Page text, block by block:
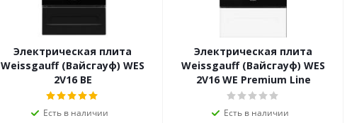
Электрическая плита
Weissgauff (Вайсгауф) WES
2V16 BE
Есть в наличии
Электрическая плита
Weissgauff (Вайсгауф) WES
2V16 WE Premium Line
Есть в наличии